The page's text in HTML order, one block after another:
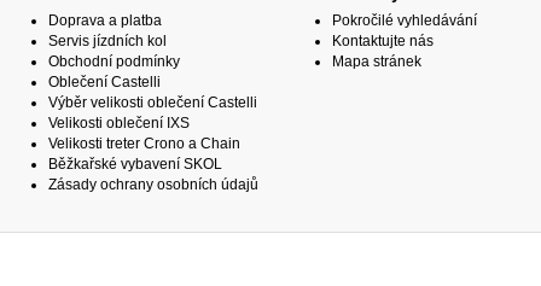
Doprava a platba
Servis jízdních kol
Obchodní podmínky
Oblečení Castelli
Výběr velikosti oblečení Castelli
Velikosti oblečení IXS
Velikosti treter Crono a Chain
Běžkařské vybavení SKOL
Zásady ochrany osobních údajů
Pokročilé vyhledávání
Kontaktujte nás
Mapa stránek